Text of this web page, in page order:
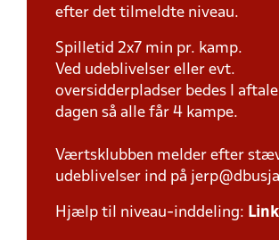
efter det tilmeldte niveau.
Spilletid 2x7 min pr. kamp.
Ved udeblivelser eller evt.
oversidderpladser bedes I aftale
dagen så alle får 4 kampe.
Værtsklubben melder efter
udeblivelser ind på
Hjælp til niveau-inddeling: Link